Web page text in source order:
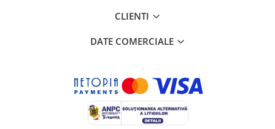
CLIENTI
DATE COMERCIALE